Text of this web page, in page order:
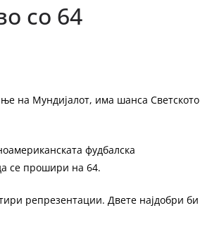
со 64
на Мундијалот, има шанса Светското
фудбалска
се прошири на 64.
репрезентации. Двете најдобри би